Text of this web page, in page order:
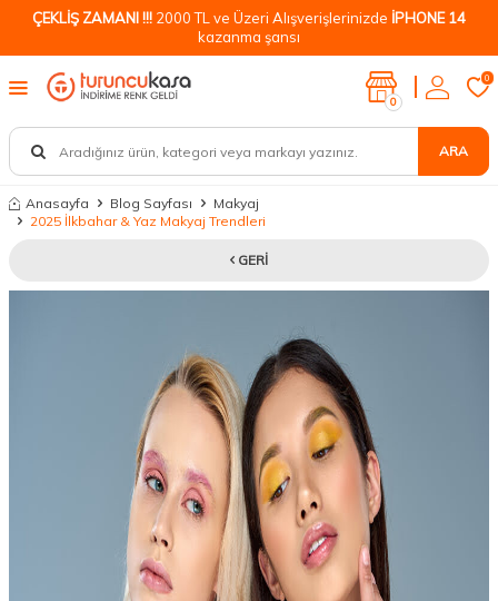
ÇEKLİŞ ZAMANI !!! 2000 TL ve Üzeri Alışverişlerinizde İPHONE 14
kazanma şansı
ARA
0
0
Anasayfa Blog Sayfası
Makyaj
2025 İlkbahar & Yaz Makyaj Trendleri
GERI